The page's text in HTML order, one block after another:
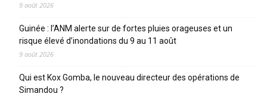
9 août 2026
Guinée : l’ANM alerte sur de fortes pluies orageuses et un
risque élevé d’inondations du 9 au 11 août
9 août 2026
Qui est Kox Gomba, le nouveau directeur des opérations de
Simandou ?